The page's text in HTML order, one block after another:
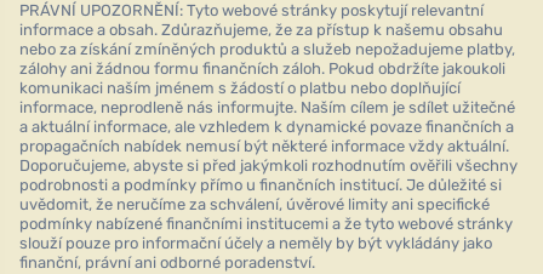
PRÁVNÍ UPOZORNĚNÍ: Tyto webové stránky poskytují relevantní
informace a obsah. Zdůrazňujeme, že za přístup k našemu obsahu
nebo za získání zmíněných produktů a služeb nepožadujeme platby,
zálohy ani žádnou formu finančních záloh. Pokud obdržíte jakoukoli
komunikaci naším jménem s žádostí o platbu nebo doplňující
informace, neprodleně nás informujte. Naším cílem je sdílet užitečné
a aktuální informace, ale vzhledem k dynamické povaze finančních a
propagačních nabídek nemusí být některé informace vždy aktuální.
Doporučujeme, abyste si před jakýmkoli rozhodnutím ověřili všechny
podrobnosti a podmínky přímo u finančních institucí. Je důležité si
uvědomit, že neručíme za schválení, úvěrové limity ani specifické
podmínky nabízené finančními institucemi a že tyto webové stránky
slouží pouze pro informační účely a neměly by být vykládány jako
finanční, právní ani odborné poradenství.